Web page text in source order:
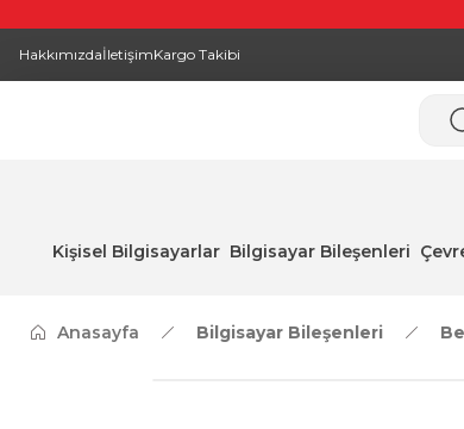
HakkımızdaİletişimKargo Takibi
Kişisel Bilgisayarlar Bilgisayar Bileşenleri
Anasayfa Bilgisayar Bileşenleri